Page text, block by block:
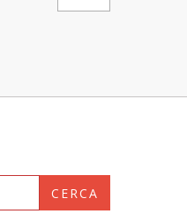
CERCA